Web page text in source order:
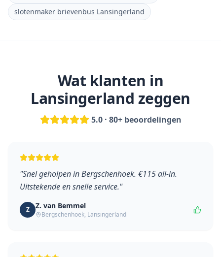
slotenmaker brievenbus Lansingerland
Wat klanten in
Lansingerland zeggen
5.0 · 80+ beoordelingen
"Snel geholpen in Bergschenhoek. €115 all-in.
Uitstekende en snelle service."
Z Z. van Bemmel
Bergschenhoek, Lansingerland